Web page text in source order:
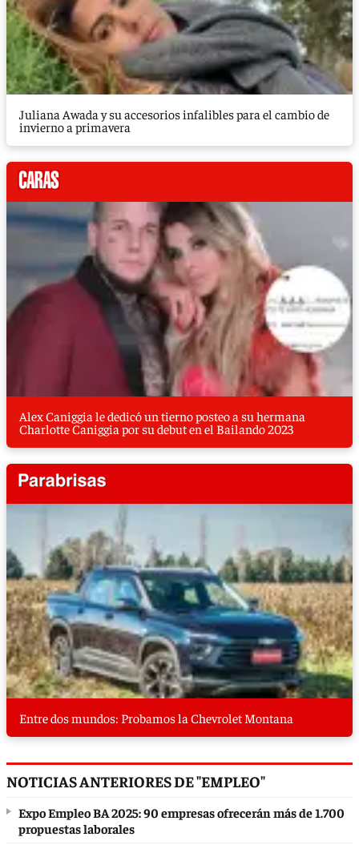
Juliana Awada y su accesorios infalibles para el cambio de
invierno a primavera
Alex Caniggia le dedicó un tierno posteo a su hermana
Charlotte Caniggia por su debut en el Bailando 2023
Entre dos mundos: Probamos la Chevrolet Montana
NOTICIAS ANTERIORES DE "EMPLEO"
Expo Empleo BA 2025: 90 empresas ofrecerán más de 1.700
propuestas laborales